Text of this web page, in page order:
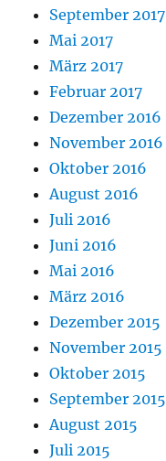
September 2017
Mai 2017
März 2017
Februar 2017
Dezember 2016
November 2016
Oktober 2016
August 2016
Juli 2016
Juni 2016
Mai 2016
März 2016
Dezember 2015
November 2015
Oktober 2015
September 2015
August 2015
Juli 2015